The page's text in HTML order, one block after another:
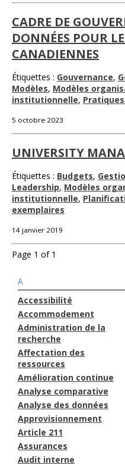
CADRE DE
DONNÉES POUR
CANADIENNES
Étiquettes : Gouvernance,
Modèles, Modèles
institutionnelle,
5 octobre 2023
UNIVERSITY
Étiquettes : Budgets,
Leadership, Modèles
institutionnelle,
exemplaires
14 janvier 2019
Page 1 of 1
A
Accessibilité
Accommodement
Administration de la
recherche
Affectation des
ressources
Amélioration continue
Analyse comparative
Analyse des données
Approvisionnement
Article 211
Assurances
Audit interne